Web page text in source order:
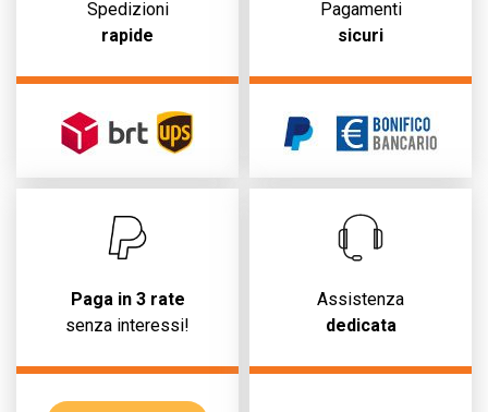
Spedizioni
rapide
Pagamenti
sicuri
Paga in 3 rate
senza interessi!
Assistenza
dedicata